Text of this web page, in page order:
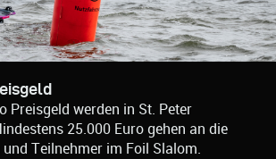
Preisgeld werden in St. Peter
25.000 Euro gehen an die
Teilnehmer im Foil Slalom.